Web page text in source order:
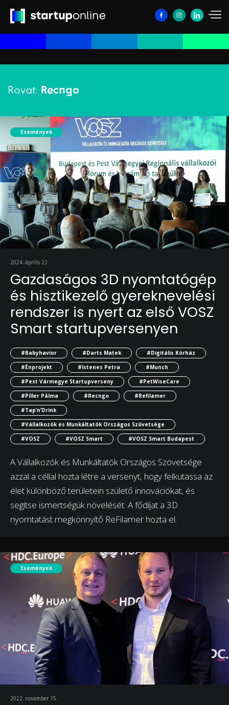
Rovat: Recngo
Események
2024. április 22.
Gazdaságos 3D nyomtatógép
és hisztikezelő gyereknevelési
rendszer is nyert az első VOSZ
Smart startupversenyen
#Babyhavior #Darts Matek
#Digitális Kórház
#Énprojekt
#Istenes Petra
#Munch
#Pest Vármegye Startupverseny
#PetWiseCare
#Piller Pálma
#Recngo
#Refilamer
#Tap’n’Drink
#Vállalkozók és Munkáltatók Országos Szövetsége
#VOSZ
#VOSZ Smart #VOSZ Smart Budapest
A Vállalkozók és Munkáltatók Országos Szövetsége
azzal a céllal hozta létre a versenyt, hogy felkutassa az
élet különböző területein születő innovációkat, és
segítse ismertségük növelését. A fődíjat a 3D
nyomtatást megkönnyítő ReFilamer hozta el.
Események
2022. november 15.